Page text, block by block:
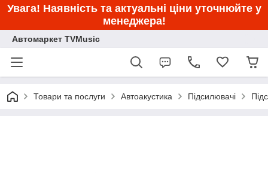
Увага! Наявність та актуальні ціни уточнюйте у
менеджера!
Автомаркет TVMusic
Товари та послуги Автоакустика Підсилювачі